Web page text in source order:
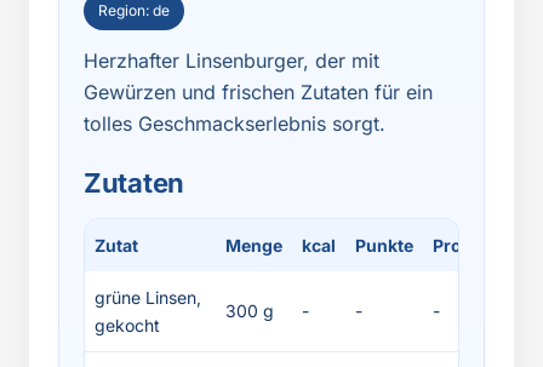
Region: de
Herzhafter Linsenburger, der mit
Gewürzen und frischen Zutaten für ein
tolles Geschmackserlebnis sorgt.
Zutaten
Zutat Menge kcal Punkte Protein
grüne Linsen,
gekocht
300 g - - -